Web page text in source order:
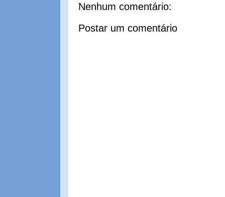
Nenhum comentário:
Postar um comentário